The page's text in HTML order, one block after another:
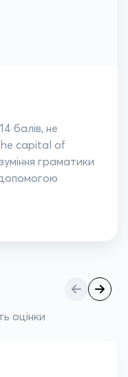
балів, не
capital of
граматики
оцінки